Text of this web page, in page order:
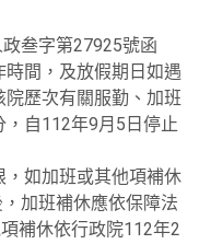
叁字第27925號函
時間，及放假期日如遇
歷次有關服勤、加班
自112年9月5日停止
，如加班或其他項補休
加班補休應依保障法
補休依行政院112年2